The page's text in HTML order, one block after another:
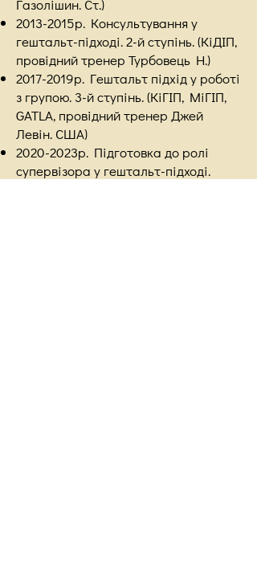
Газолішин. Ст.)
2013-2015р. Консультування у
гештальт-підході. 2-й ступінь. (КіДІП,
провідний тренер Турбовець Н.)
2017-2019р. Гештальт підхід у роботі
з групою. 3-й ступінь. (КіГІП, МіГІП,
GATLA, провідний тренер Джей
Левін. США)
2020-2023р. Підготовка до ролі
супервізора у гештальт-підході.